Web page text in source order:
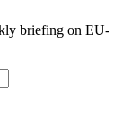
briefing on EU-